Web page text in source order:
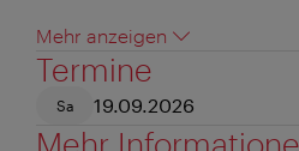
Mehr anzeigen
Termine
Sa 19.09.2026
Mehr